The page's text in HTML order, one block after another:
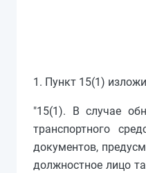
1. Пункт 15(1)
"15(1). В случае
транспортного
документов,
должностное лицо